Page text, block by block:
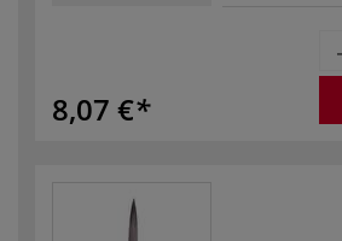
8,07 €